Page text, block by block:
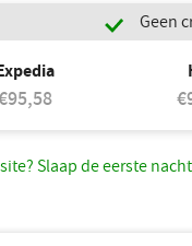
Geen
Slaap de eerste